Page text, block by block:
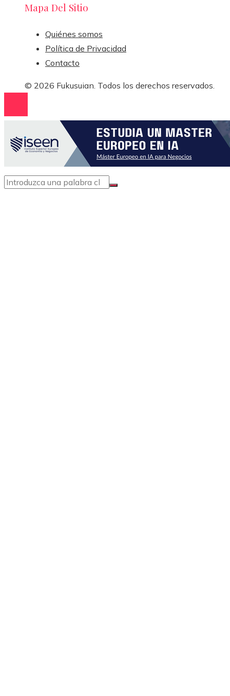
Mapa Del Sitio
Quiénes somos
Política de Privacidad
Contacto
© 2026 Fukusuian. Todos los derechos reservados.